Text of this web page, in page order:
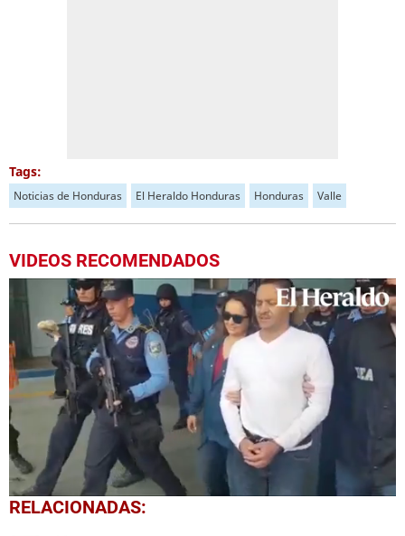
Tags:
Noticias de Honduras El Heraldo Honduras Honduras Valle
VIDEOS RECOMENDADOS
0
seconds
RELACIONADAS: